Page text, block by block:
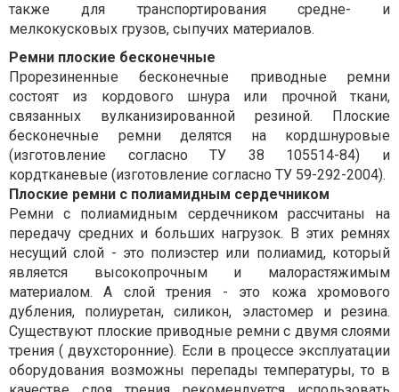
также для транспортирования средне- и
мелкокусковых грузов, сыпучих материалов.
Ремни плоские бесконечные
Прорезиненные бесконечные приводные ремни
состоят из кордового шнура или прочной ткани,
связанных вулканизированной резиной. Плоские
бесконечные ремни делятся на кордшнуровые
(изготовление согласно ТУ 38 105514-84) и
кордтканевые (изготовление согласно ТУ 59-292-2004).
Плоские ремни с полиамидным сердечником
Ремни с полиамидным сердечником рассчитаны на
передачу средних и больших нагрузок. В этих ремнях
несущий слой - это полиэстер или полиамид, который
является высокопрочным и малорастяжимым
материалом. А слой трения - это кожа хромового
дубления, полиуретан, силикон, эластомер и резина.
Существуют плоские приводные ремни с двумя слоями
трения ( двухсторонние). Если в процессе эксплуатации
оборудования возможны перепады температуры, то в